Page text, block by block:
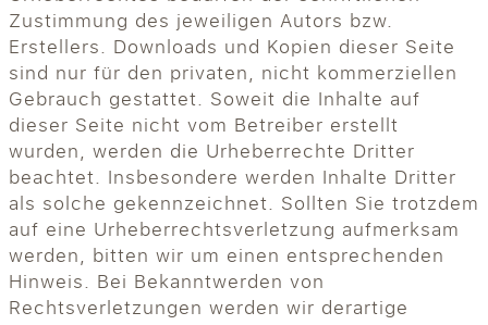
Zustimmung des jeweiligen Autors bzw.
Erstellers. Downloads und Kopien dieser Seite
sind nur für den privaten, nicht kommerziellen
Gebrauch gestattet. Soweit die Inhalte auf
dieser Seite nicht vom Betreiber erstellt
wurden, werden die Urheberrechte Dritter
beachtet. Insbesondere werden Inhalte Dritter
als solche gekennzeichnet. Sollten Sie trotzdem
auf eine Urheberrechtsverletzung aufmerksam
werden, bitten wir um einen entsprechenden
Hinweis. Bei Bekanntwerden von
Rechtsverletzungen werden wir derartige